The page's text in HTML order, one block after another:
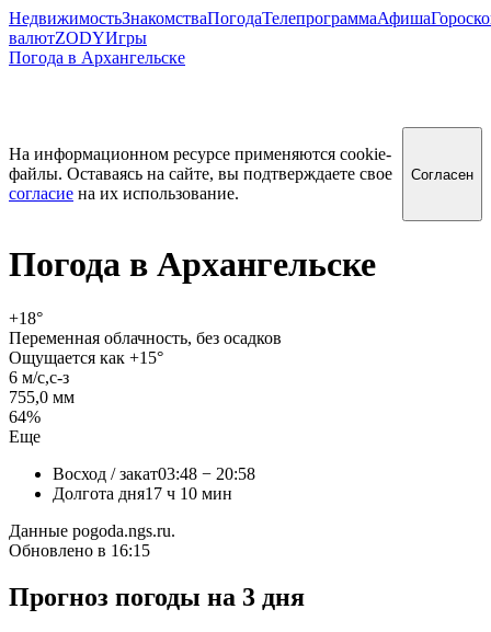
НедвижимостьЗнакомстваПогодаТелепрограммаАфиша
валютZODYИгры
Погода в Архангельске
На информационном ресурсе применяются cookie-
файлы. Оставаясь на сайте, вы подтверждаете свое
согласие на их использование.
Согласен
Погода в Архангельске
+18°
Переменная облачность, без осадков
Ощущается как +15°
6 м/c,с-з
755,0 мм
64%
Еще
Восход / закат03:48 − 20:58
Долгота дня17 ч 10 мин
Данные pogoda.ngs.ru.
Обновлено в 16:15
Прогноз погоды на 3 дня